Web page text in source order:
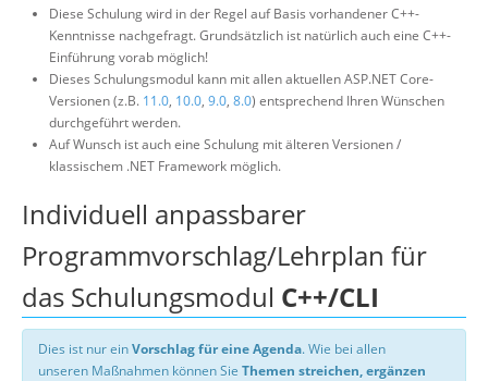
Diese Schulung wird in der Regel auf Basis vorhandener C++-
Kenntnisse nachgefragt. Grundsätzlich ist natürlich auch eine C++-
Einführung vorab möglich!
Dieses Schulungsmodul kann mit allen aktuellen ASP.NET Core-
Versionen (z.B. 11.0, 10.0, 9.0, 8.0) entsprechend Ihren Wünschen
durchgeführt werden.
Auf Wunsch ist auch eine Schulung mit älteren Versionen /
klassischem .NET Framework möglich.
Individuell anpassbarer
Programmvorschlag/Lehrplan für
das Schulungsmodul C++/CLI
Dies ist nur einVorschlag für eine Agenda. Wie bei allen
unseren Maßnahmen können Sie Themen streichen, ergänzen